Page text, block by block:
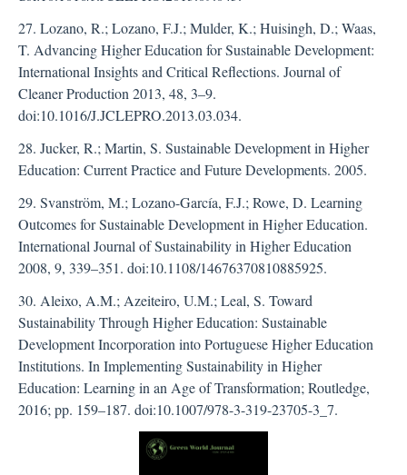
27. Lozano, R.; Lozano, F.J.; Mulder, K.; Huisingh, D.; Waas,
T. Advancing Higher Education for Sustainable Development:
International Insights and Critical Reflections. Journal of
Cleaner Production 2013, 48, 3–9.
doi:10.1016/J.JCLEPRO.2013.03.034.
28. Jucker, R.; Martin, S. Sustainable Development in Higher
Education: Current Practice and Future Developments. 2005.
29. Svanström, M.; Lozano-García, F.J.; Rowe, D. Learning
Outcomes for Sustainable Development in Higher Education.
International Journal of Sustainability in Higher Education
2008, 9, 339–351. doi:10.1108/14676370810885925.
30. Aleixo, A.M.; Azeiteiro, U.M.; Leal, S. Toward
Sustainability Through Higher Education: Sustainable
Development Incorporation into Portuguese Higher Education
Institutions. In Implementing Sustainability in Higher
Education: Learning in an Age of Transformation; Routledge,
2016; pp. 159–187. doi:10.1007/978-3-319-23705-3_7.